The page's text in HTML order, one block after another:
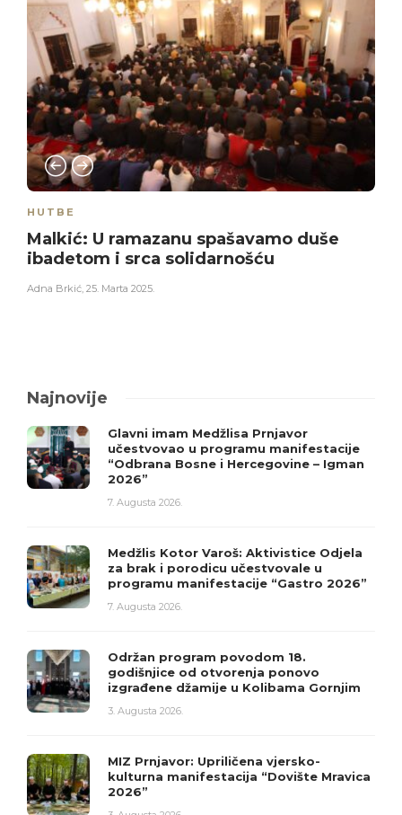
HUTBE
Malkić: U ramazanu spašavamo duše
ibadetom i srca solidarnošću
Adna Brkić, 25. Marta 2025.
Najnovije
Glavni imam Medžlisa Prnjavor
učestvovao u programu manifestacije
“Odbrana Bosne i Hercegovine – Igman
2026”
7. Augusta 2026.
Medžlis Kotor Varoš: Aktivistice Odjela
za brak i porodicu učestvovale u
programu manifestacije “Gastro 2026”
7. Augusta 2026.
Održan program povodom 18.
godišnjice od otvorenja ponovo
izgrađene džamije u Kolibama Gornjim
3. Augusta 2026.
MIZ Prnjavor: Upriličena vjersko-
kulturna manifestacija “Dovište Mravica
2026”